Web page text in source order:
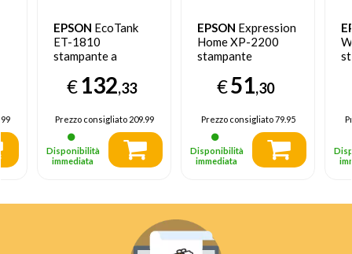
EPSON EcoTank
ET-1810
stampante a
€132,33
Prezzo consigliato209.99
Disponibilità
immediata
EPSON Expression
Home XP-2200
stampante
inkjet
€51,30
Prezzo consigliato79.95
Disponibilità
immediata